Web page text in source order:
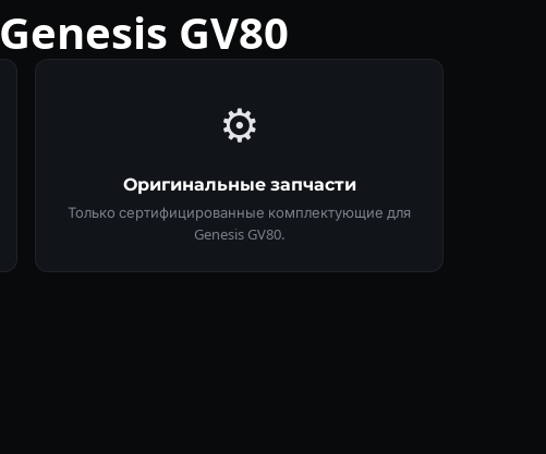
GV80
⚙️
Оригинальные запчасти
Только сертифицированные комплектующие для
Genesis GV80.